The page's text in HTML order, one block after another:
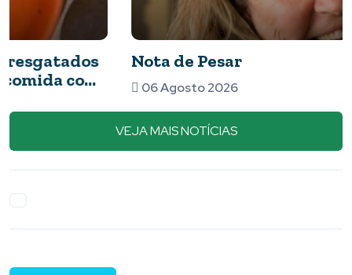
Nota de Pesar
06 Agosto 2026
VEJA MAIS NOTÍCIAS